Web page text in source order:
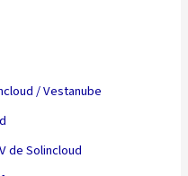
/ Vestanube
de Solincloud